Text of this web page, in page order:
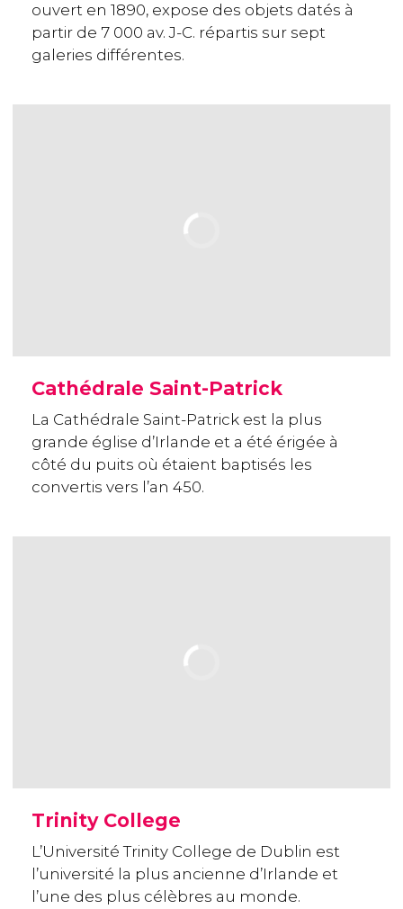
ouvert en 1890, expose des objets datés à
partir de 7 000 av. J-C. répartis sur sept
galeries différentes.
Cathédrale Saint-Patrick
La Cathédrale Saint-Patrick est la plus
grande église d’Irlande et a été érigée à
côté du puits où étaient baptisés les
convertis vers l’an 450.
Trinity College
L’Université Trinity College de Dublin est
l’université la plus ancienne d’Irlande et
l’une des plus célèbres au monde.